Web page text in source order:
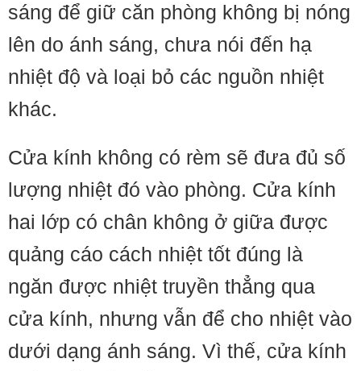
sáng để giữ căn phòng không bị nóng
lên do ánh sáng, chưa nói đến hạ
nhiệt độ và loại bỏ các nguồn nhiệt
khác.
Cửa kính không có rèm sẽ đưa đủ số
lượng nhiệt đó vào phòng. Cửa kính
hai lớp có chân không ở giữa được
quảng cáo cách nhiệt tốt đúng là
ngăn được nhiệt truyền thẳng qua
cửa kính, nhưng vẫn để cho nhiệt vào
dưới dạng ánh sáng. Vì thế, cửa kính